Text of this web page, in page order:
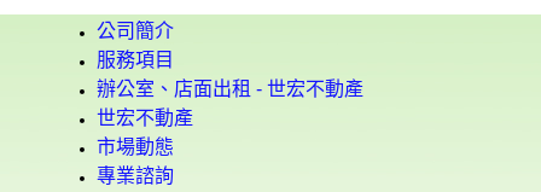
公司簡介
服務項目
辦公室、店面出租 - 世宏不動產
世宏不動產
市場動態
專業諮詢